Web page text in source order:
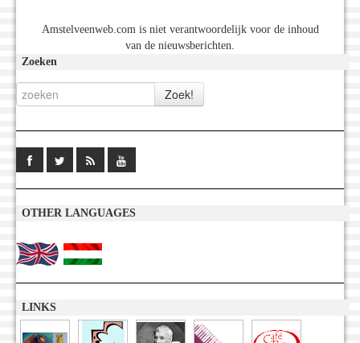
Amstelveenweb.com is niet verantwoordelijk voor de inhoud
van de nieuwsberichten.
Zoeken
OTHER LANGUAGES
LINKS